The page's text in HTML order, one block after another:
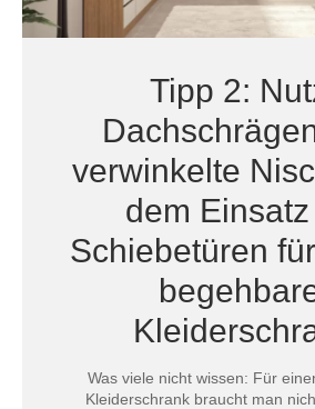
Tipp 2:
verwinkelte
dem
Schiebetüren
Was viele nicht wissen: Für
Kleiderschrank braucht man